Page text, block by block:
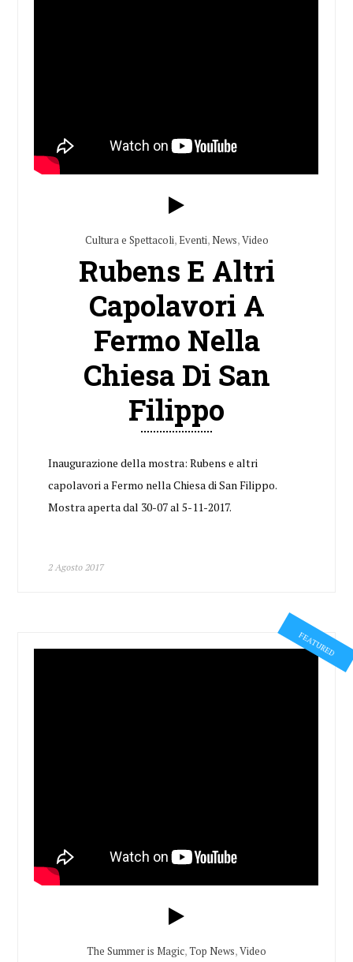
Cultura e Spettacoli,Eventi,News,Video
Rubens E Altri
Capolavori A
Fermo Nella
Chiesa Di San
Filippo
Inaugurazione della mostra: Rubens e altri
capolavori a Fermo nella Chiesa di San Filippo.
Mostra aperta dal 30-07 al 5-11-2017.
2 Agosto 2017
FEATURED
The Summer is Magic,Top News,Video